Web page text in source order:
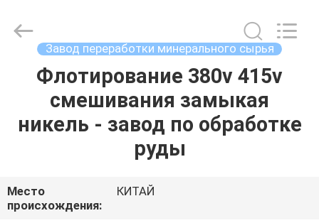
ДОМ
ПРОДУКТЫ
НАС
Industrial
Завод переработки минерального сырья
Флотирование 380v 415v
смешивания замыкая
никель - завод по обработке
руды
Место
происхождения:
КИТАЙ